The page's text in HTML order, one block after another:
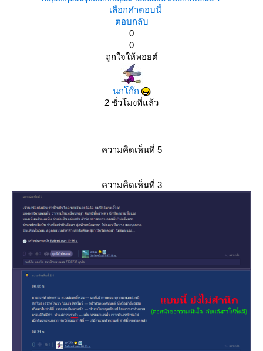
เลือกคำตอบนี้
ตอบกลับ
0
0
ถูกใจให้พอยต์
นกโก๊ก
2 ชั่วโมงที่แล้ว
ความคิดเห็นที่ 5
ความคิดเห็นที่ 3